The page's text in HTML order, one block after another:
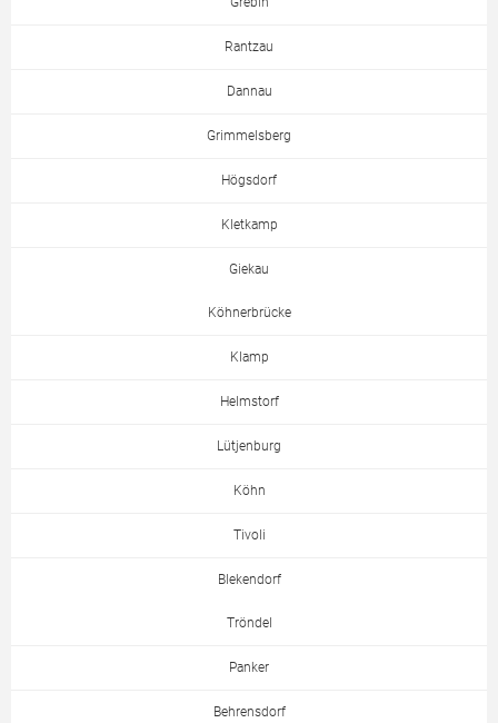
Rantzau
Dannau
Grimmelsberg
Högsdorf
Kletkamp
Giekau
Köhnerbrücke
Klamp
Helmstorf
Lütjenburg
Köhn
Tivoli
Blekendorf
Tröndel
Panker
Behrensdorf